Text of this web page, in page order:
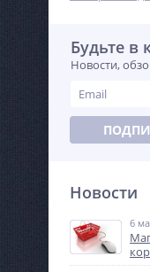
Будьте в
Новости,
Новости
6